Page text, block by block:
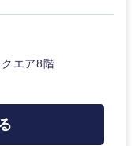
エア8階